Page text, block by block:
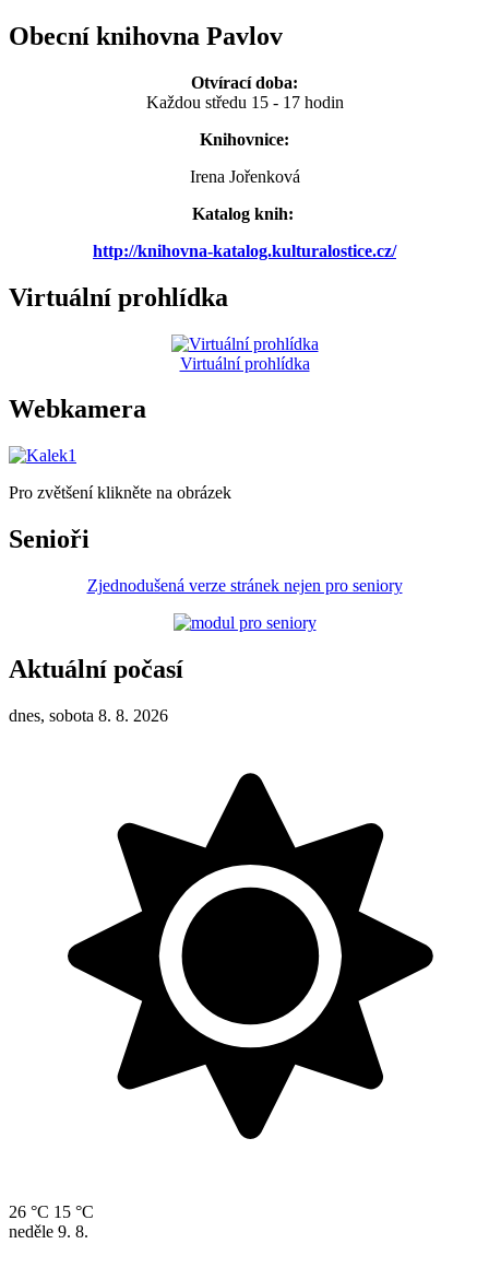
Obecní knihovna Pavlov
Otvírací doba:
Každou středu 15 - 17 hodin
Knihovnice:
Irena Jořenková
Katalog knih:
http://knihovna-katalog.kulturalostice.cz/
Virtuální prohlídka
Virtuální prohlídka
Webkamera
Pro zvětšení klikněte na obrázek
Senioři
Zjednodušená verze stránek nejen pro seniory
Aktuální počasí
dnes, sobota 8. 8. 2026
26 °C 15 °C
neděle 9. 8.